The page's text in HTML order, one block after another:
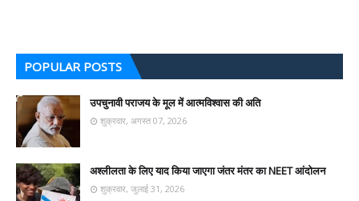
POPULAR POSTS
उपचुनावी पराजय के मूल में आत्मविश्वास की अति
शुक्रवार, अगस्त 07, 2026
अश्लीलता के लिए याद किया जाएगा जंतर मंतर का NEET आंदोलन
शुक्रवार, जुलाई 31, 2026